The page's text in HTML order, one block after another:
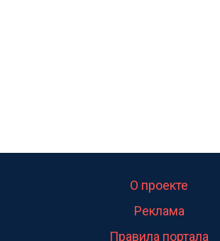
О проекте
Реклама
Правила портала